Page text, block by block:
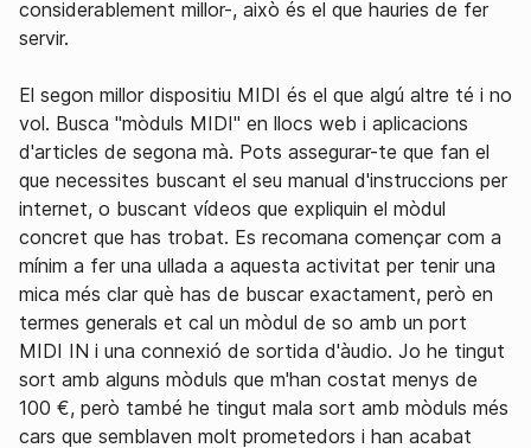
considerablement millor-, això és el que hauries de fer
servir.
El segon millor dispositiu MIDI és el que algú altre té i no
vol. Busca "mòduls MIDI" en llocs web i aplicacions
d'articles de segona mà. Pots assegurar-te que fan el
que necessites buscant el seu manual d'instruccions per
internet, o buscant vídeos que expliquin el mòdul
concret que has trobat. Es recomana començar com a
mínim a fer una ullada a aquesta activitat per tenir una
mica més clar què has de buscar exactament, però en
termes generals et cal un mòdul de so amb un port
MIDI IN i una connexió de sortida d'àudio. Jo he tingut
sort amb alguns mòduls que m'han costat menys de
100 €, però també he tingut mala sort amb mòduls més
cars que semblaven molt prometedors i han acabat